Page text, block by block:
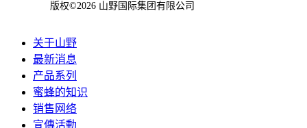
版权©2026 山野国际集团有限公司
关于山野
最新消息
产品系列
蜜蜂的知识
销售网络
宣傳活動